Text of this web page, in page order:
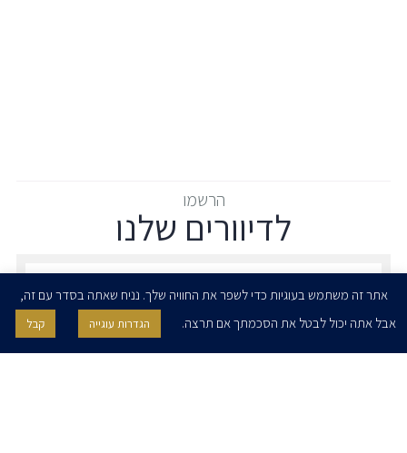
הרשמו
לדיוורים שלנו
אני מאשר/ת בזאת להרצוג, פוקס, נאמן ושות' לשלוח לי ניוזלטרים,
הודעות והזמנות לאירועים וכנסים. אני רשאי/ת לחזור בי מהסכמתי לעיל בכל
אתר זה משתמש בעוגיות כדי לשפר את החוויה שלך. נניח שאתה בסדר עם זה,
אבל אתה יכול לבטל את הסכמתך אם תרצה.
הגדרות עוגייה קבל